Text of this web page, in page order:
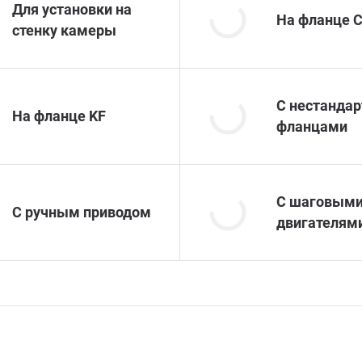
Для установки на
стенку камеры
На фланце
На фланце KF
С
фланцами
С ручным приводом
С